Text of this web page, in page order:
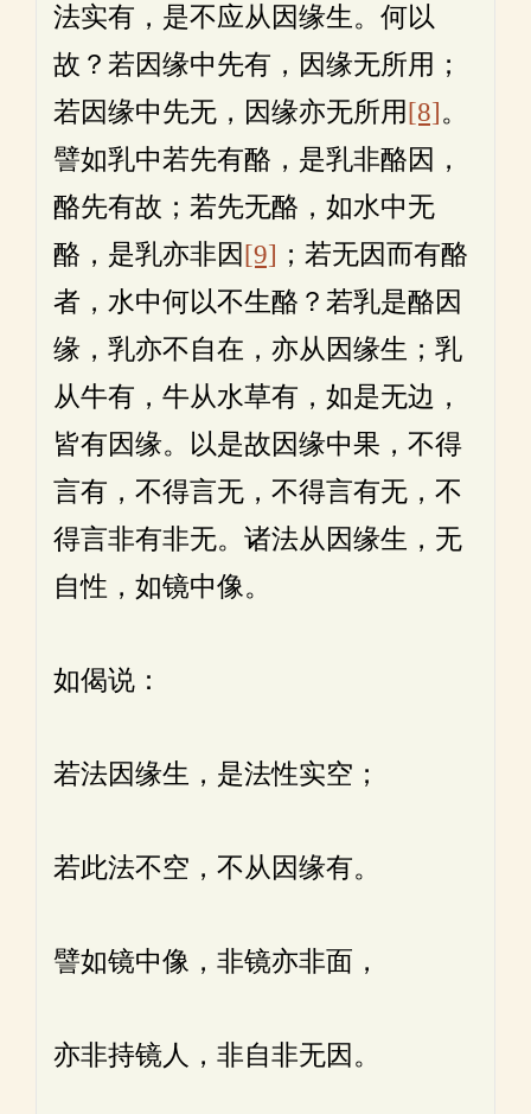
法实有，是不应从因缘生。何以
故？若因缘中先有，因缘无所用；
若因缘中先无，因缘亦无所用[8]。
譬如乳中若先有酪，是乳非酪因，
酪先有故；若先无酪，如水中无
酪，是乳亦非因[9] ；若无因而有酪
者，水中何以不生酪？若乳是酪因
缘，乳亦不自在，亦从因缘生；乳
从牛有，牛从水草有，如是无边，
皆有因缘。以是故因缘中果，不得
言有，不得言无，不得言有无，不
得言非有非无。诸法从因缘生，无
自性，如镜中像。
如偈说：
若法因缘生，是法性实空；
若此法不空，不从因缘有。
譬如镜中像，非镜亦非面，
亦非持镜人，非自非无因。